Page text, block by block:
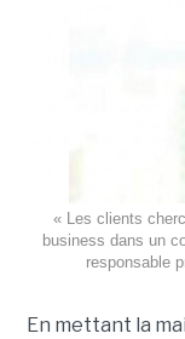
« Les clients
business dans un
responsable
En mettant la